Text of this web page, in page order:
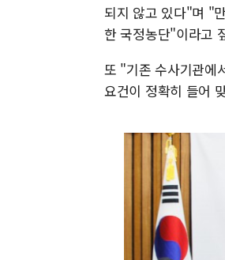
되지 않고 있다"며 "
한 국정농단"이라고
또 "기존 수사기관에
요건이 정확히 들어